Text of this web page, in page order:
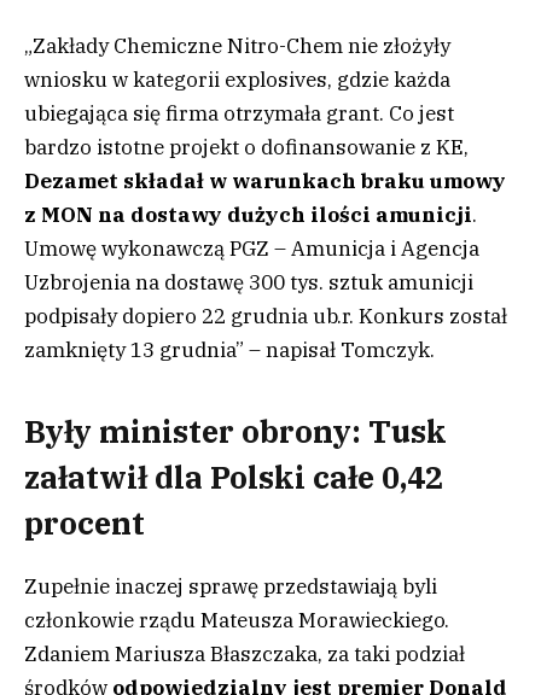
„Zakłady Chemiczne Nitro-Chem nie złożyły
wniosku w kategorii explosives, gdzie każda
ubiegająca się firma otrzymała grant. Co jest
bardzo istotne projekt o dofinansowanie z KE,
Dezamet składał w warunkach braku umowy
z MON na dostawy dużych ilości amunicji.
Umowę wykonawczą PGZ – Amunicja i Agencja
Uzbrojenia na dostawę 300 tys. sztuk amunicji
podpisały dopiero 22 grudnia ub.r. Konkurs został
zamknięty 13 grudnia” – napisał Tomczyk.
Były minister obrony: Tusk
załatwił dla Polski całe 0,42
procent
Zupełnie inaczej sprawę przedstawiają byli
członkowie rządu Mateusza Morawieckiego.
Zdaniem Mariusza Błaszczaka, za taki podział
środków odpowiedzialny jest premier Donald